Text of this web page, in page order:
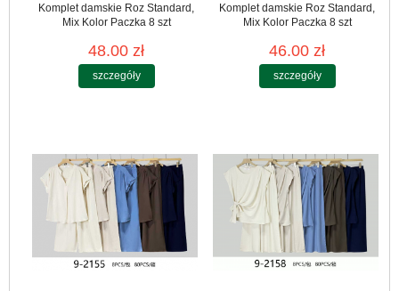
Komplet damskie Roz Standard,
Mix Kolor Paczka 8 szt
48.00 zł
szczegóły
Komplet damskie Roz Standard,
Mix Kolor Paczka 8 szt
46.00 zł
szczegóły